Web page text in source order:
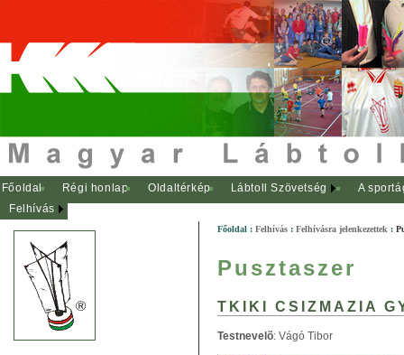
Főoldal Régi honlap Oldaltérkép Lábtoll Szövetség
A
Felhívás
Főoldal : Felhívás : Felhívásra jelenkezettek :
Pusztaszer
TKIKI CSIZMAZIA
Testnevelõ: Vágó Tibor